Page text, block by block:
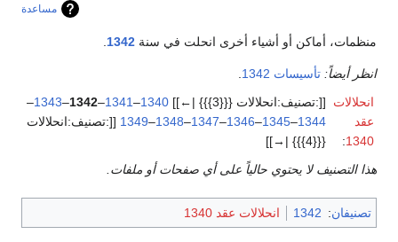
مساعدة
منظمات، أماكن أو أشياء أخرى انحلت في سنة 1342
انظر أيضاً: تأسيسات 1342
انحلالات
عقد
1340
:
[[:تصنيف:انحلالات {{{3}}} |←]] 1340
–
1341
–
1342
–
1343
–
1344
–
1345
–
1346
–
1347
–
1348
–
1349 [[:تصنيف:انحلالات
{{{4}}} |→]]
هذا التصنيف لا يحتوي حالياً على أي صفحات أو ملفات.
تصنيفان:
1342 انحلالات عقد 1340